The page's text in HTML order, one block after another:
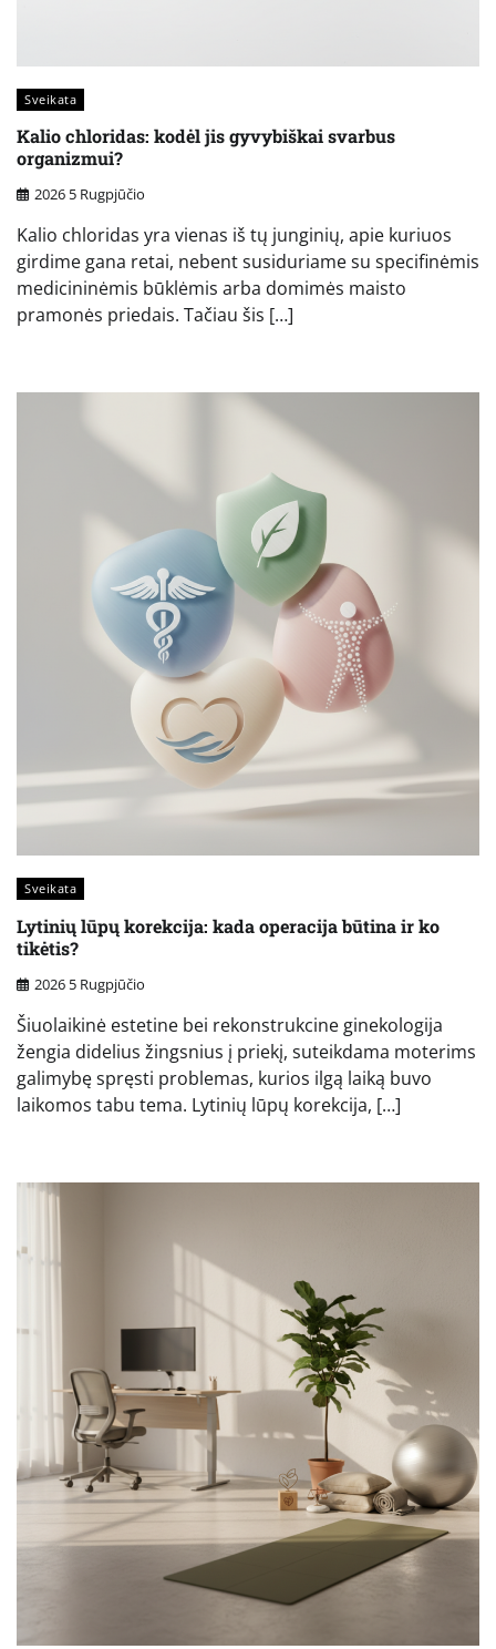
Sveikata
Kalio chloridas: kodėl jis gyvybiškai svarbus
organizmui?
2026 5 Rugpjūčio
Kalio chloridas yra vienas iš tų junginių, apie kuriuos
girdime gana retai, nebent susiduriame su specifinėmis
medicininėmis būklėmis arba domimės maisto
pramonės priedais. Tačiau šis […]
Sveikata
Lytinių lūpų korekcija: kada operacija būtina ir ko
tikėtis?
2026 5 Rugpjūčio
Šiuolaikinė estetine bei rekonstrukcine ginekologija
žengia didelius žingsnius į priekį, suteikdama moterims
galimybę spręsti problemas, kurios ilgą laiką buvo
laikomos tabu tema. Lytinių lūpų korekcija, […]